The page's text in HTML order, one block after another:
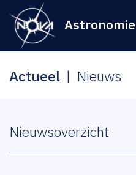
Astronomie
Actueel Nieuws
Nieuwsoverzicht